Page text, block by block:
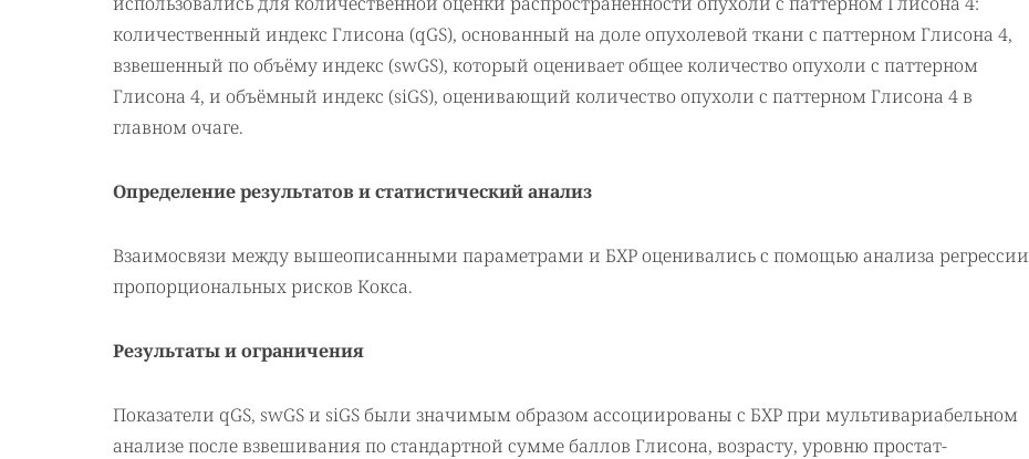
количественный индекс Глисона (qGS), основанный на доле опухолевой ткани с паттерном Глисона 4,
взвешенный по объёму индекс (swGS), который оценивает общее количество опухоли с паттерном
Глисона 4, и объёмный индекс (siGS), оценивающий количество опухоли с паттерном Глисона 4 в
главном очаге.
Определение результатов и статистический анализ
Взаимосвязи между вышеописанными параметрами и БХР оценивались с помощью анализа регрессии
пропорциональных рисков Кокса.
Результаты и ограничения
Показатели qGS, swGS и siGS были значимым образом ассоциированы с БХР при мультивариабельном
анализе после взвешивания по стандартной сумме баллов Глисона, возрасту, уровню простат-